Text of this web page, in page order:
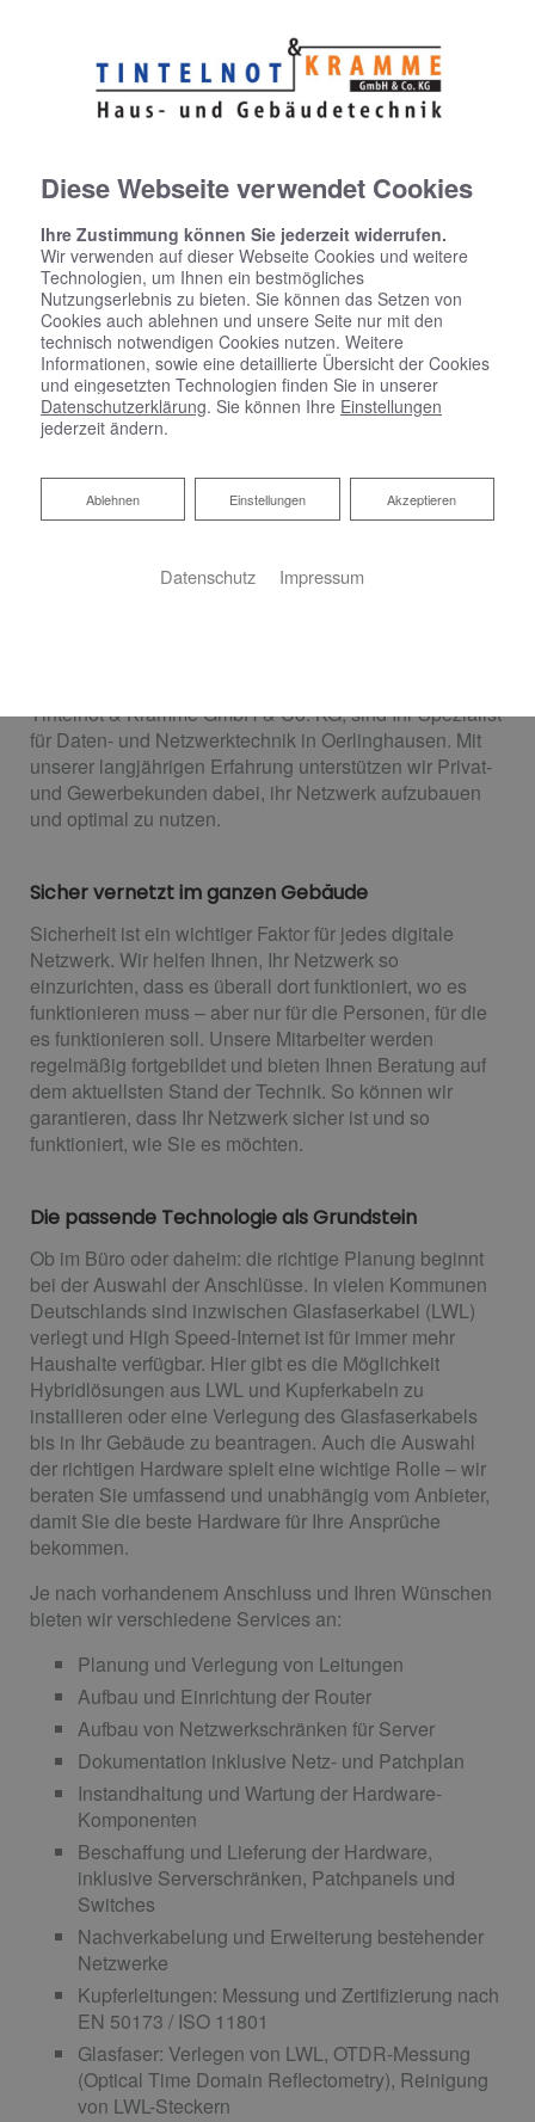
Daten- & Netzwerktechnik
Tintelnot & Kramme GmbH & Co. KG, sind Ihr Spezialist
für Daten- und Netzwerktechnik in Oerlinghausen. Mit
unserer langjährigen Erfahrung unterstützen wir Privat-
und Gewerbekunden dabei, ihr Netzwerk aufzubauen
und optimal zu nutzen.
Sicher vernetzt im ganzen Gebäude
Sicherheit ist ein wichtiger Faktor für jedes digitale
Netzwerk. Wir helfen Ihnen, Ihr Netzwerk so
einzurichten, dass es überall dort funktioniert, wo es
funktionieren muss – aber nur für die Personen, für die
es funktionieren soll. Unsere Mitarbeiter werden
regelmäßig fortgebildet und bieten Ihnen Beratung auf
dem aktuellsten Stand der Technik. So können wir
garantieren, dass Ihr Netzwerk sicher ist und so
funktioniert, wie Sie es möchten.
Die passende Technologie als Grundstein
Ob im Büro oder daheim: die richtige Planung beginnt
bei der Auswahl der Anschlüsse. In vielen Kommunen
Deutschlands sind inzwischen Glasfaserkabel (LWL)
verlegt und High Speed-Internet ist für immer mehr
Haushalte verfügbar. Hier gibt es die Möglichkeit
Hybridlösungen aus LWL und Kupferkabeln zu
installieren oder eine Verlegung des Glasfaserkabels
bis in Ihr Gebäude zu beantragen. Auch die Auswahl
der richtigen Hardware spielt eine wichtige Rolle – wir
beraten Sie umfassend und unabhängig vom Anbieter,
damit Sie die beste Hardware für Ihre Ansprüche
bekommen.
Je nach vorhandenem Anschluss und Ihren Wünschen
bieten wir verschiedene Services an:
Planung und Verlegung von Leitungen
Aufbau und Einrichtung der Router
Aufbau von Netzwerkschränken für Server
Dokumentation inklusive Netz- und Patchplan
Instandhaltung und Wartung der Hardware-
Komponenten
Beschaffung und Lieferung der Hardware,
inklusive Serverschränken, Patchpanels und
Switches
Nachverkabelung und Erweiterung bestehender
Netzwerke
Kupferleitungen: Messung und Zertifizierung nach
EN 50173 / ISO 11801
Glasfaser: Verlegen von LWL, OTDR-Messung
(Optical Time Domain Reflectometry), Reinigung
von LWL-Steckern
Diese Webseite verwendet Cookies
Ihre Zustimmung können Sie jederzeit widerrufen.
Wir verwenden auf dieser Webseite Cookies und weitere
Technologien, um Ihnen ein bestmögliches
Nutzungserlebnis zu bieten. Sie können das Setzen von
Cookies auch ablehnen und unsere Seite nur mit den
technisch notwendigen Cookies nutzen. Weitere
Informationen, sowie eine detaillierte Übersicht der Cookies
und eingesetzten Technologien finden Sie in unserer
Datenschutzerklärung. Sie können Ihre Einstellungen
jederzeit ändern.
Akzeptieren
Einstellungen
Ablehnen
Ablehnen
Datenschutz Impressum